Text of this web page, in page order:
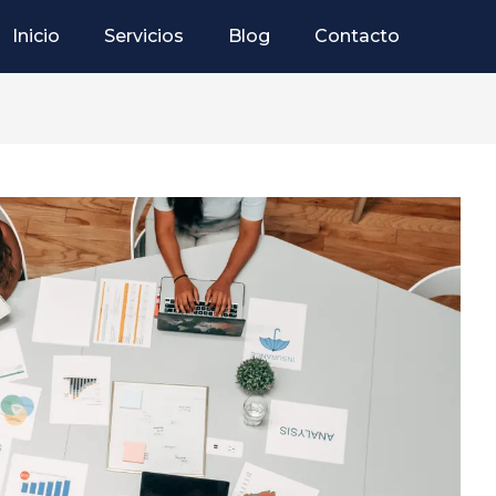
Inicio Servicios Blog Contacto